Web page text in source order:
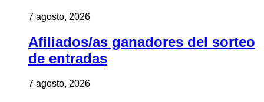
7 agosto, 2026
Afiliados/as ganadores del sorteo
de entradas
7 agosto, 2026